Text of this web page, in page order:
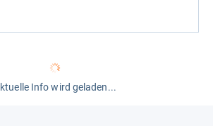
Info wird geladen...